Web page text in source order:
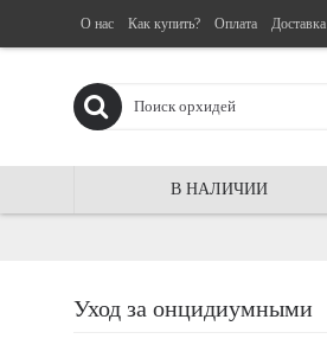
О нас Как купить? Оплата Доставка
В НАЛИЧИИ
Уход за онцидиумными